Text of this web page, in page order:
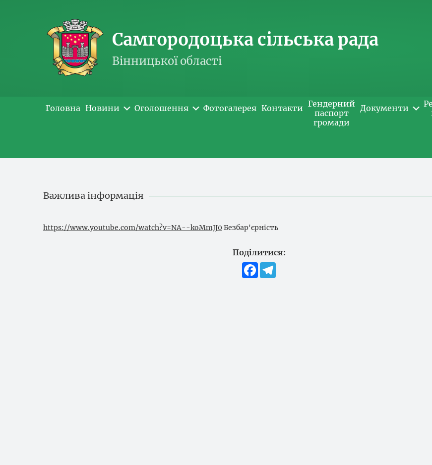
Самгородоцька сільська рада
Вінницької області
Головна Новини Оголошення Фотогалерея Контакти Гендерний
паспорт
громади
Документи
Важлива інформація
https://www.youtube.com/watch?v=NA--koMmJJ0 Безбар'єрність
Поділитися:
Facebook